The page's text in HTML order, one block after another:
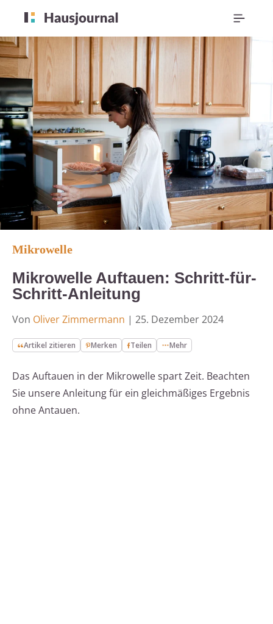
Mikrowelle
Mikrowelle Auftauen: Schritt-für-
Schritt-Anleitung
Von Oliver Zimmermann | 25. Dezember 2024
Artikel zitieren Merken Teilen Mehr
Das Auftauen in der Mikrowelle spart Zeit. Beachten
Sie unsere Anleitung für ein gleichmäßiges Ergebnis
ohne Antauen.